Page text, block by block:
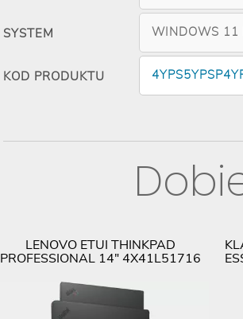
SYSTEM WINDOWS 11
KOD PRODUKTU
LENOVO ETUI THINKPAD
PROFESSIONAL 14" 4X41L51716